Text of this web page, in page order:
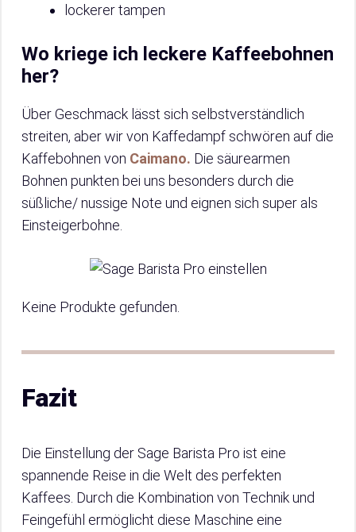
lockerer tampen
Wo kriege ich leckere Kaffeebohnen
her?
Über Geschmack lässt sich selbstverständlich
streiten, aber wir von Kaffedampf schwören auf die
Kaffebohnen von Caimano. Die säurearmen
Bohnen punkten bei uns besonders durch die
süßliche/ nussige Note und eignen sich super als
Einsteigerbohne.
Keine Produkte gefunden.
Fazit
Die Einstellung der Sage Barista Pro ist eine
spannende Reise in die Welt des perfekten
Kaffees. Durch die Kombination von Technik und
Feingefühl ermöglicht diese Maschine eine